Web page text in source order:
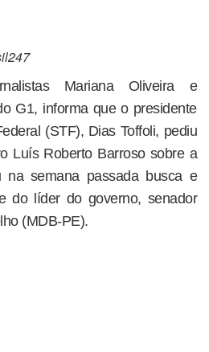
Mariana Oliveira e
G1, informa que o presidente
(STF), Dias Toffoli, pediu
Luís Roberto Barroso sobre a
na semana passada busca e
do líder do governo, senador
(MDB-PE).